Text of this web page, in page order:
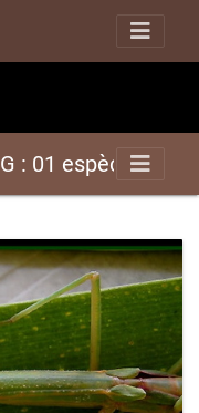
G : 01 espèce représentée ici